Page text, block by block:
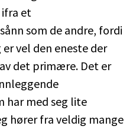
ifra et
som de andre, fordi
vel den eneste der
det primære. Det er
har med seg lite
hører fra veldig mange